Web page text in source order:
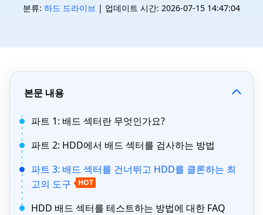
분류: 하드 드라이브 | 업데이트 시간: 2026-07-15 14:47:04
본문 내용
파트 1: 배드 섹터란 무엇인가요?
파트 2: HDD에서 배드 섹터를 검사하는 방법
파트 3: 배드 섹터를 건너뛰고 HDD를 클론하는 최
고의 도구
HOT
HDD 배드 섹터를 테스트하는 방법에 대한 FAQ